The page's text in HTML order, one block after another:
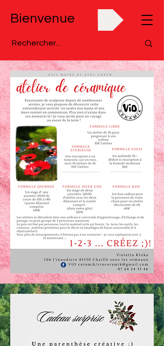
Bienvenue